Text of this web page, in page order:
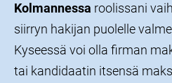
Kolmannessa roolissani
siirryn hakijan puolelle
Kyseessä voi olla firman
tai kandidaatin itsensä